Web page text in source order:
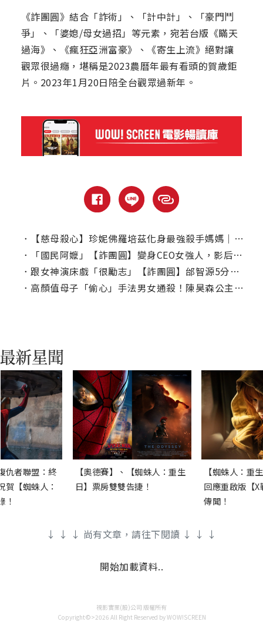
《詐團圓》結合「詐術」、「計中計」、「豪門鬥
爭」、「婆媳/母女過招」等元素，宛若台版《瞞天
過海》、《瘋狂亞洲富豪》、《寄生上流》絕對讓
觀眾很過癮，堪稱是2023農曆年最有看頭的賀歲鉅
片。2023年1月20日陪全台觀眾過新年。
．
【慈母殺心】珍妮佛羅培茲化身最強殺手媽媽｜本周上線、電視首播推薦
．
「國民阿嬤」【詐團圓】變身CEO女強人，影后陳淑芳出道60多年首擔綱賀歲片
． 跟女神演床戲「很勵志」【詐團圓】邰智源5分鐘模仿秀笑炸隋棠
． 高顏值母子「偷心」手法男女通殺！陳昊森公主抱影后引少女心噴發
仇者聯盟：終
賀【蜘蛛人：
！
【奧德賽】、【蜘蛛人：重生
日】票房雙雙告捷！
【蜘蛛人：重
回應重啟版【
傳聞！
↓ ↓ ↓ 尚有文章，請往下閱讀 ↓ ↓ ↓
開始加載資料..
視影實業(股)公司 版權所有
Copyright©>2026 All Right Reserved by WOW!SCREEN